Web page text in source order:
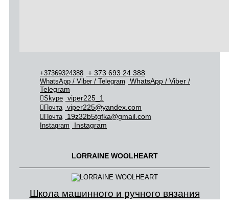
+37369324388 + 373 693 24 388
WhatsApp / Viber / Telegram
WhatsApp / Viber /
Telegram
Skype viper225_1
Почта viper225@yandex.com
Почта 19z32b5tgfka@gmail.com
Instagram Instagram
LORRAINE WOOLHEART
Школа машинного и ручного вязания